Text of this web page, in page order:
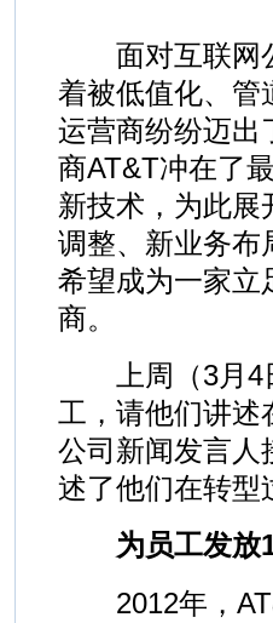
面对互联网公
着被低值化、管
运营商纷纷迈出
商AT&T冲在了
新技术，为此展
调整、新业务布
希望成为一家立
商。
上周（3月4日
工，请他们讲述
公司新闻发言人
述了他们在转型
为员工发放
2012年，